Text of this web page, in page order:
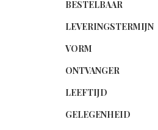
BESTELBAAR
LEVERINGSTERMIJN
VORM
ONTVANGER
LEEFTIJD
GELEGENHEID